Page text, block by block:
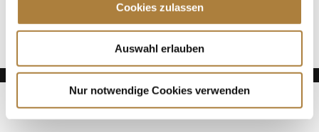
Cookies zulassen
Auswahl erlauben
Nur notwendige Cookies verwenden